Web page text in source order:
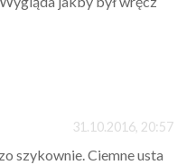
31.10.2016, 20:57
szykownie. Ciemne usta